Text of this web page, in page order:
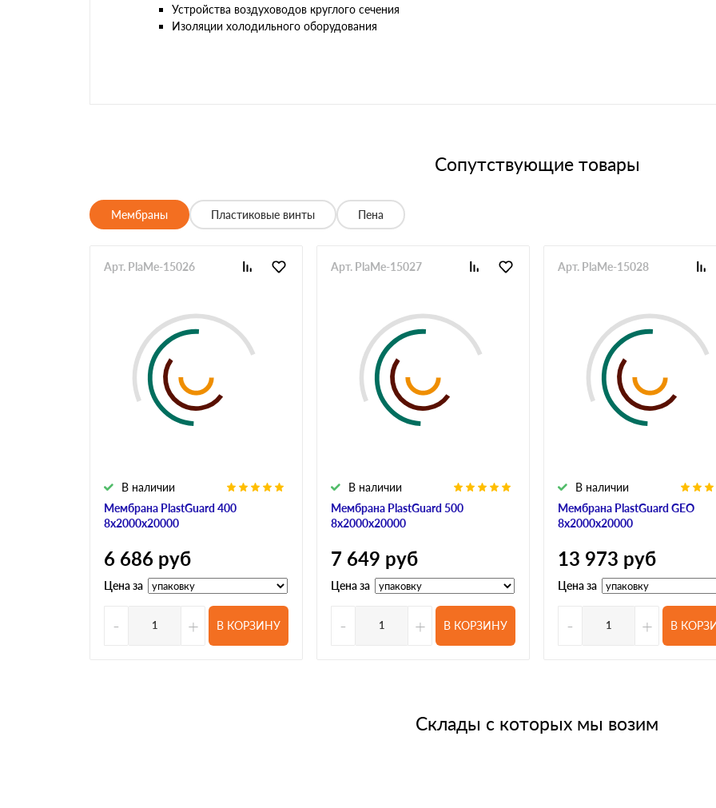
Устройства воздуховодов круглого сечения
Изоляции холодильного оборудования
Сопутствующие товары
Мембраны Пластиковые винты Пена
Мембрана PlastGuard 400
8х2000х20000
В наличии
Арт. PlaMe-15026
6 686 руб
Цена за
- + В КОРЗИНУ
Мембрана PlastGuard 500
8х2000х20000
В наличии
Арт. PlaMe-15027
7 649 руб
Цена за
- + В КОРЗИНУ
Мембрана PlastGuard GEO
8х2000х20000
В наличии
Арт. PlaMe-15028
13 973 руб
Цена за
- + В
Склады с которых мы возим